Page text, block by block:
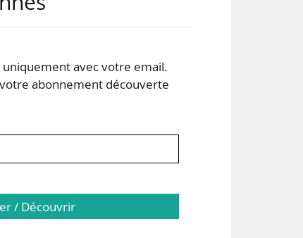
avec votre email.
abonnement découverte
/ Découvrir